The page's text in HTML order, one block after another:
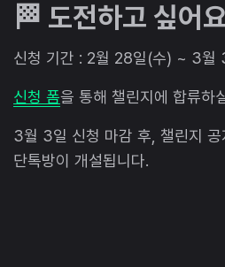
🏁 도전하고 싶어
신청 기간 : 2월 28일(수) ~ 3월
신청 폼을 통해 챌린지에 합류하
3월 3일 신청 마감 후, 챌린지
단톡방이 개설됩니다.